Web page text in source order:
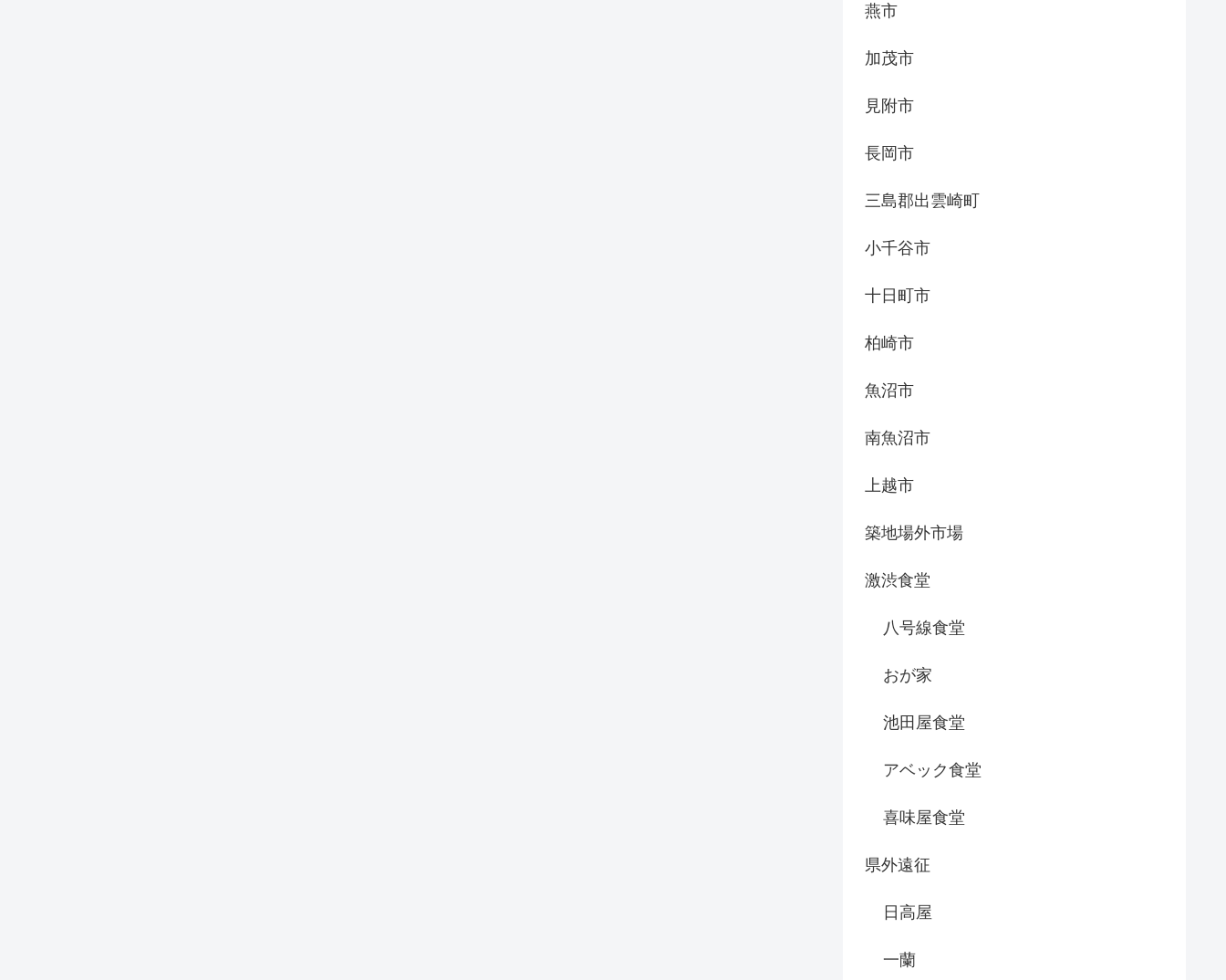
燕市
加茂市
見附市
長岡市
三島郡出雲崎町
小千谷市
十日町市
柏崎市
魚沼市
南魚沼市
上越市
築地場外市場
激渋食堂
八号線食堂
おが家
池田屋食堂
アベック食堂
喜味屋食堂
県外遠征
日高屋
一蘭